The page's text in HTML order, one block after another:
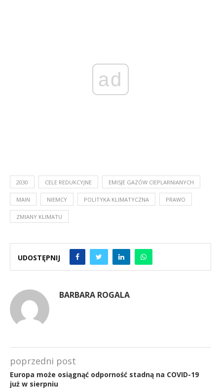
ad
2030 CELE REDUKCYJNE EMISJE GAZÓW CIEPLARNIANYCH
MAIN NIEMCY POLITYKA KLIMATYCZNA PRAWO
ZMIANY KLIMATU
UDOSTĘPNIJ
BARBARA ROGALA
poprzedni post
Europa może osiągnąć odporność stadną na COVID-19
już w sierpniu